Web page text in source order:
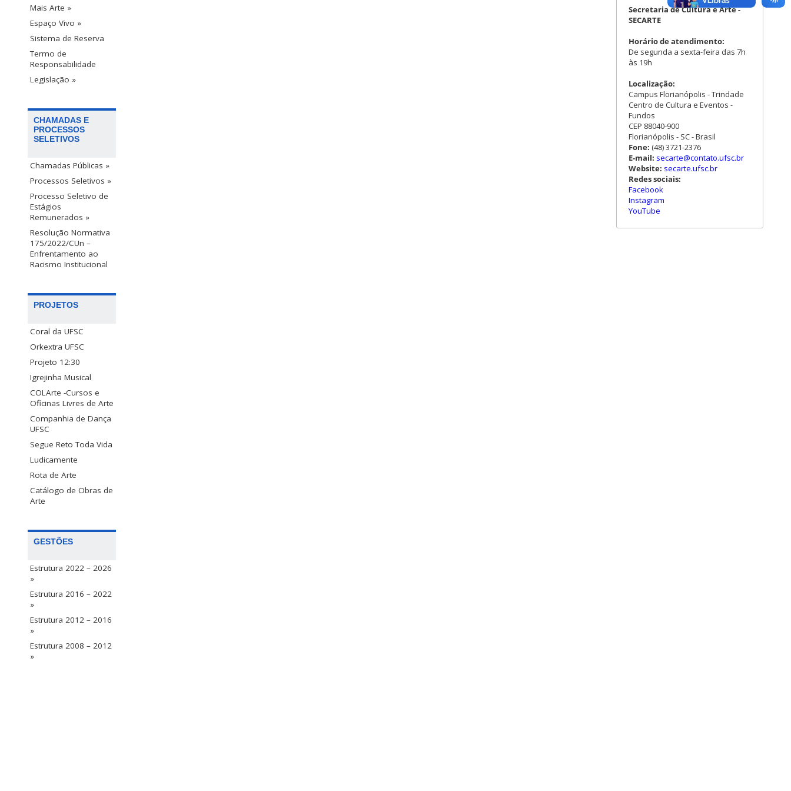
Mais Arte »
Espaço Vivo »
Sistema de Reserva
Termo de
Responsabilidade
Legislação »
CHAMADAS E
PROCESSOS
SELETIVOS
Chamadas Públicas »
Processos Seletivos »
Processo Seletivo de
Estágios
Remunerados »
Resolução Normativa
175/2022/CUn –
Enfrentamento ao
Racismo Institucional
PROJETOS
Coral da UFSC
Orkextra UFSC
Projeto 12:30
Igrejinha Musical
COLArte -Cursos e
Oficinas Livres de Arte
Companhia de Dança
UFSC
Segue Reto Toda Vida
Ludicamente
Rota de Arte
Catálogo de Obras de
Arte
GESTÕES
Estrutura 2022 – 2026
»
Estrutura 2016 – 2022
»
Estrutura 2012 – 2016
»
Estrutura 2008 – 2012
»
Secretaria de Cultura e Arte -
SECARTE
Horário de atendimento:
De segunda a sexta-feira das 7h
às 19h
Localização:
Campus Florianópolis - Trindade
Centro de Cultura e Eventos -
Fundos
CEP 88040-900
Florianópolis - SC - Brasil
Fone: (48) 3721-2376
E-mail: secarte@contato.ufsc.br
Website: secarte.ufsc.br
Redes sociais:
Facebook
Instagram
YouTube